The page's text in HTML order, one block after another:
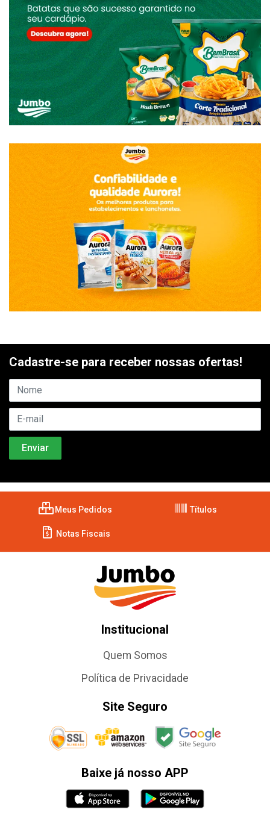
Cadastre-se para receber nossas ofertas!
Meus Pedidos Títulos
Notas Fiscais
Institucional
Quem Somos
Política de Privacidade
Site Seguro
Baixe já nosso APP